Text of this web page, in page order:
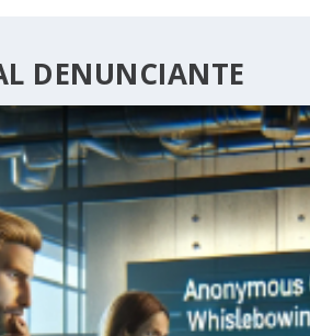
DENUNCIANTE